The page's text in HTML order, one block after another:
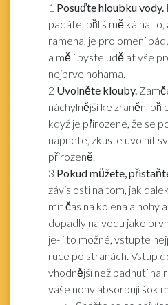
1 Posuďte hloubku vody.
padáte, příliš mělká na
ramena, je prolomení
a měli byste udělat vše
nejprve nohama.
2 Uvolněte klouby.
náchylnější ke zranění při
když je přirozené, že se
napnete, zkuste uvolnit
přirozeně.
3 Pokud můžete,
závislosti na tom, jak
mít čas na kolena a nohy
dopadly na vodu jako
je-li to možné, vstupte
ruce po stranách. Vstup
vhodnější než padnutí na
vaše nohy absorbují šok